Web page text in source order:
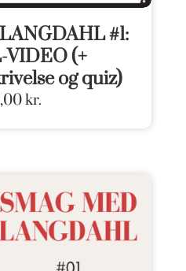
#1:
VIDEO (+
og quiz)
kr.